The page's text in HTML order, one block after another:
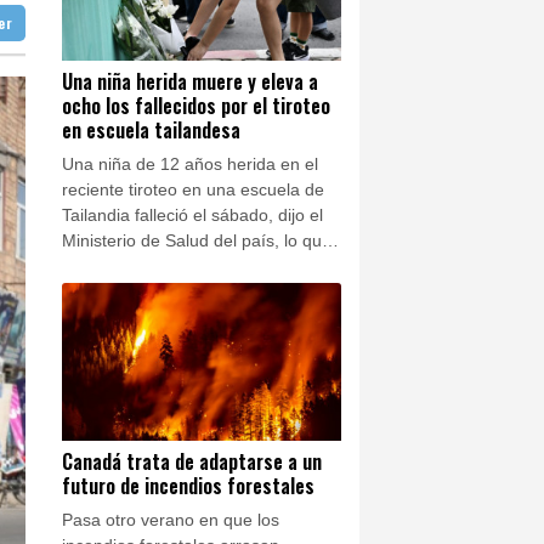
39 °C
Ibiza
31 °C
José
40 °C
con Rumania
récord de precocidad
Una niña herida muere y eleva a
ocho los fallecidos por el tiroteo
en escuela tailandesa
Una niña de 12 años herida en el
reciente tiroteo en una escuela de
Tailandia falleció el sábado, dijo el
Ministerio de Salud del país, lo que
por el suceso.
Canadá trata de adaptarse a un
futuro de incendios forestales
Pasa otro verano en que los